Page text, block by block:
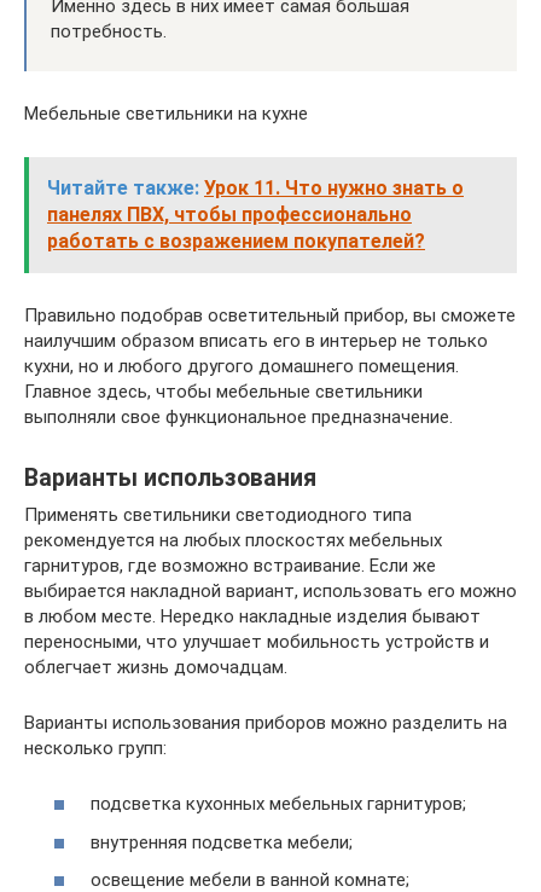
Именно здесь в них имеет самая большая
потребность.
Мебельные светильники на кухне
Читайте также: Урок 11. Что нужно знать о
панелях ПВХ, чтобы профессионально
работать с возражением покупателей?
Правильно подобрав осветительный прибор, вы сможете
наилучшим образом вписать его в интерьер не только
кухни, но и любого другого домашнего помещения.
Главное здесь, чтобы мебельные светильники
выполняли свое функциональное предназначение.
Варианты использования
Применять светильники светодиодного типа
рекомендуется на любых плоскостях мебельных
гарнитуров, где возможно встраивание. Если же
выбирается накладной вариант, использовать его можно
в любом месте. Нередко накладные изделия бывают
переносными, что улучшает мобильность устройств и
облегчает жизнь домочадцам.
Варианты использования приборов можно разделить на
несколько групп:
подсветка кухонных мебельных гарнитуров;
внутренняя подсветка мебели;
освещение мебели в ванной комнате;